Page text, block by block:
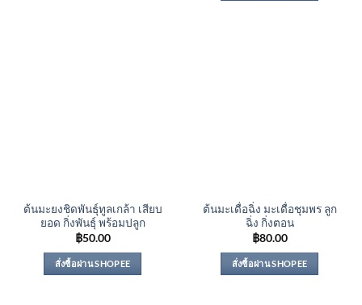
ต้นมะยงชิดพันธุ์ทูลเกล้า เสียบ
ยอด กิ่งพันธุ์ พร้อมปลูก
฿50.00
สั่งซื้อผ่าน SHOPEE
ต้นมะเดื่อฉิ่ง มะเดื่อชุมพร ลูก
ฉิ่ง กิ่งตอน
฿80.00
สั่งซื้อผ่าน SHOPEE